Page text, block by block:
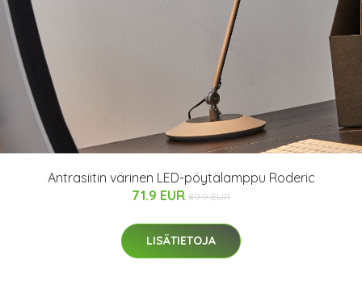
Antrasiitin värinen LED-pöytälamppu Roderic
71.9 EUR 89.9 EUR
LISÄTIETOJA